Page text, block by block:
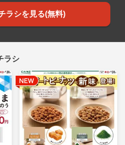
ラシを見る(無料)
ラシ